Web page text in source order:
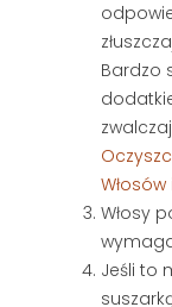
Bardzo
Włosy
Jeśli to